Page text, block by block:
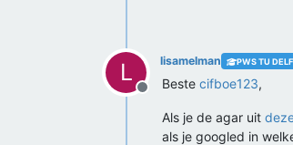
L
Offline
lisamelman PWS TU
Beste cifboe123,
Als je de agar uit
als je googled in